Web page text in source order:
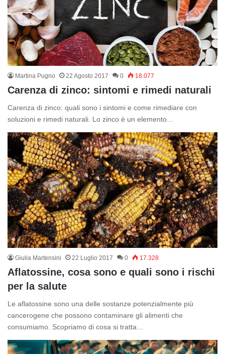
Martina Pugno 22 Agosto 2017 0 18.077
Carenza di zinco: sintomi e rimedi naturali
Carenza di zinco: quali sono i sintomi e come rimediare con
soluzioni e rimedi naturali. Lo zinco è un elemento…
Giulia Martensini 22 Luglio 2017 0 17.328
Aflatossine, cosa sono e quali sono i rischi
per la salute
Le aflatossine sono una delle sostanze potenzialmente più
cancerogene che possono contaminare gli alimenti che
consumiamo. Scopriamo di cosa si tratta…